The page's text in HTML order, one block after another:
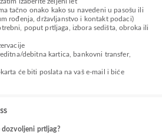
tačno onako kako su navedeni u pasošu ili
rođenja, državljanstvo i kontakt podaci)
poput prtljaga, izbora sedišta, obroka ili
debitna kartica, bankovni transfer,
će biti poslata na vaš e-mail i biće
dozvoljeni prtljag?